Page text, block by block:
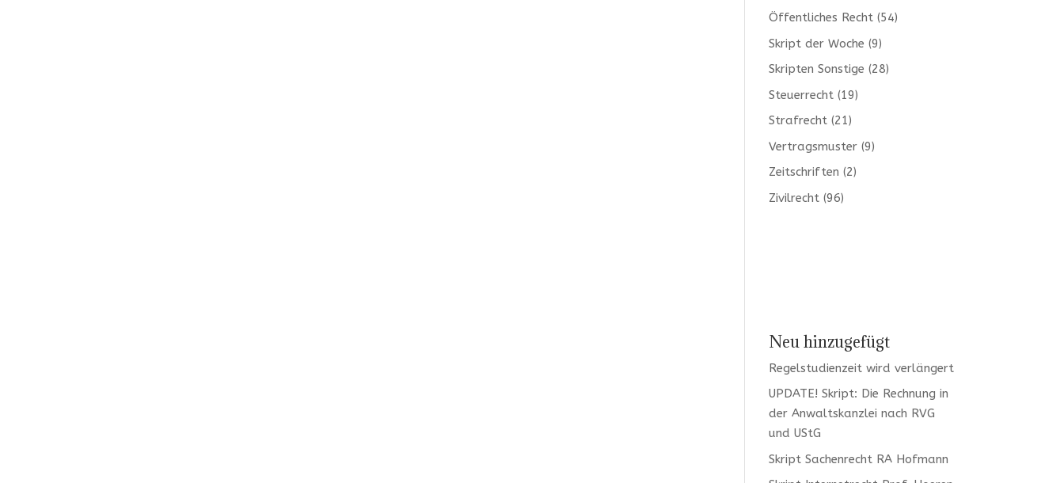
Öffentliches Recht(54)
Skript der Woche (9)
Skripten Sonstige (28)
Steuerrecht(19)
Strafrecht(21)
Vertragsmuster(9)
Zeitschriften (2)
Zivilrecht(96)
Neu hinzugefügt
Regelstudienzeit wird verlängert
UPDATE! Skript: Die Rechnung in
der Anwaltskanzlei nach RVG
und UStG
Skript Sachenrecht RA Hofmann